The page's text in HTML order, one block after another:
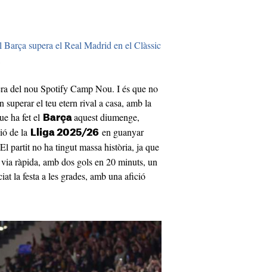
supera el Real Madrid en el Clàssic
del nou Spotify Camp Nou. I és que no
el teu etern rival a casa, amb la
ha fet el
Barçaaquest diumenge,
de la
Lliga 2025/26 en guanyar
partit no ha tingut massa història, ja que
ràpida, amb dos gols en 20 minuts, un
la festa a les grades, amb una afició